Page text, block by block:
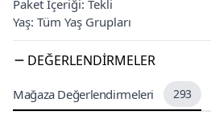
Paket İçeriği: Tekli
Yaş: Tüm Yaş Grupları
DEĞERLENDIRMELER
Mağaza Değerlendirmeleri 293